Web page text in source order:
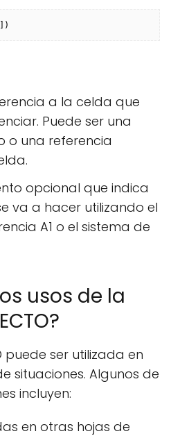
a la celda que
Puede ser una
o una referencia
opcional que indica
va a hacer utilizando el
A1 o el sistema de
usos de la
puede ser utilizada en
situaciones. Algunos de
incluyen:
en otras hojas de